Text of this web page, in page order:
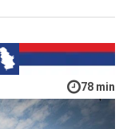
78 min